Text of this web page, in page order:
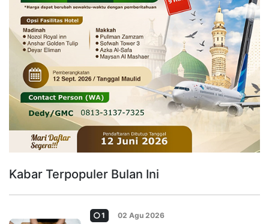
Kabar Terpopuler Bulan Ini
1 02 Agu 2026